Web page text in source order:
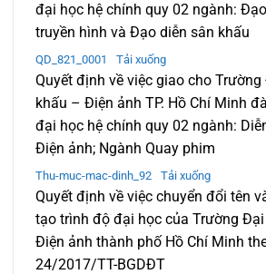
đại học hệ chính quy 02 ngành:
truyền hình và Đạo diễn sân khấu
QD_821_0001 Tải xuống
Quyết định về việc giao cho
khấu – Điện ảnh TP. Hồ Chí Minh
đại học hệ chính quy 02 ngành:
Điện ảnh; Ngành Quay phim
Thu-muc-mac-dinh_92 Tải xuống
Quyết định về việc chuyển đổi tên
tạo trình độ đại học của Trường
Điện ảnh thành phố Hồ Chí Minh
24/2017/TT-BGDĐT